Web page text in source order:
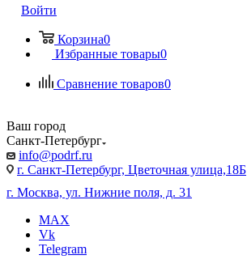
Войти
Корзина0
Избранные товары0
Сравнение товаров0
Ваш город
Санкт-Петербург
info@podrf.ru
г. Санкт-Петербург, Цветочная улица,18Б
г. Москва, ул. Нижние поля, д. 31
MAX
Vk
Telegram